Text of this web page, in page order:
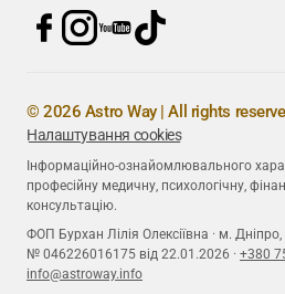
© 2026 Astro Way | All rights
Налаштування cookies
Інформаційно-ознайомлювального
професійну медичну, психологічну,
консультацію.
ФОП Бурхан Лілія Олексіївна · м. Дніпро,
№ 046226016175 від 22.01.2026 · +380
info@astroway.info